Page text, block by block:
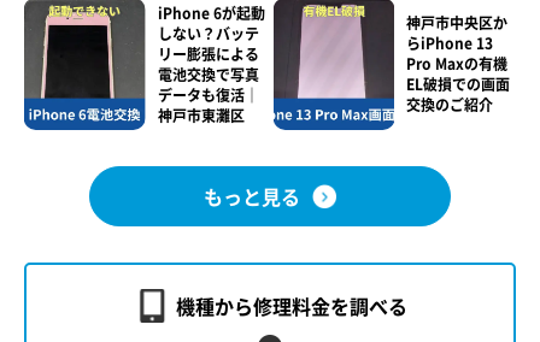
iPhone 6が起動
しない？バッテ
リー膨張による
電池交換で写真
データも復活｜
神戸市東灘区
神戸市中央区か
らiPhone 13
Pro Maxの有機
EL破損での画面
交換のご紹介
もっと見る
機種から修理料金を調べる